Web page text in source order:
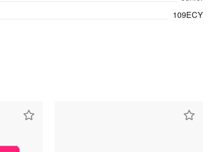
109ECY